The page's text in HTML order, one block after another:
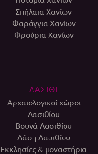
Σπήλαια Χανίων
Φαράγγια Χανίων
Φρούρια Χανίων
ΛΑΣΙΘΙ
Αρχαιολογικοί χώροι
Λασιθίου
Βουνά Λασιθίου
Δάση Λασιθίου
Εκκλησίες & μοναστήρια